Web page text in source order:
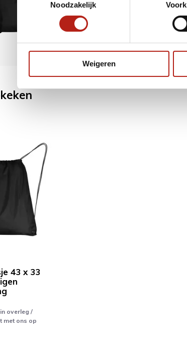
Noodzakelijk
Weigeren
43 x 33
overleg /
met ons op